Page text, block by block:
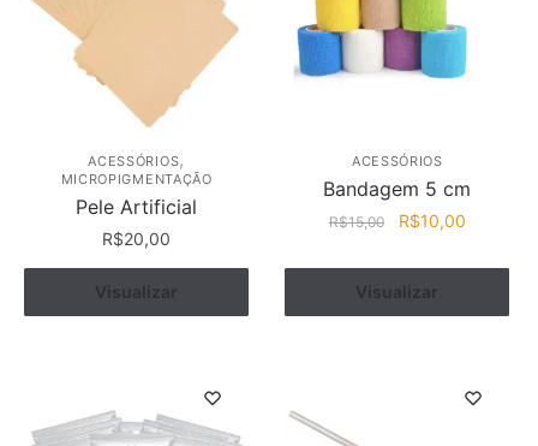
ACESSÓRIOS,
MICROPIGMENTAÇÃO
Pele Artificial
R$20,00
Comprar
Visualizar
ACESSÓRIOS
Bandagem 5 cm
R$15,00
O
original
era:
R$10,00O
atual
Comprar
Visualizar